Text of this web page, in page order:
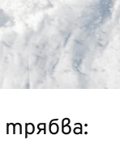
трябва: